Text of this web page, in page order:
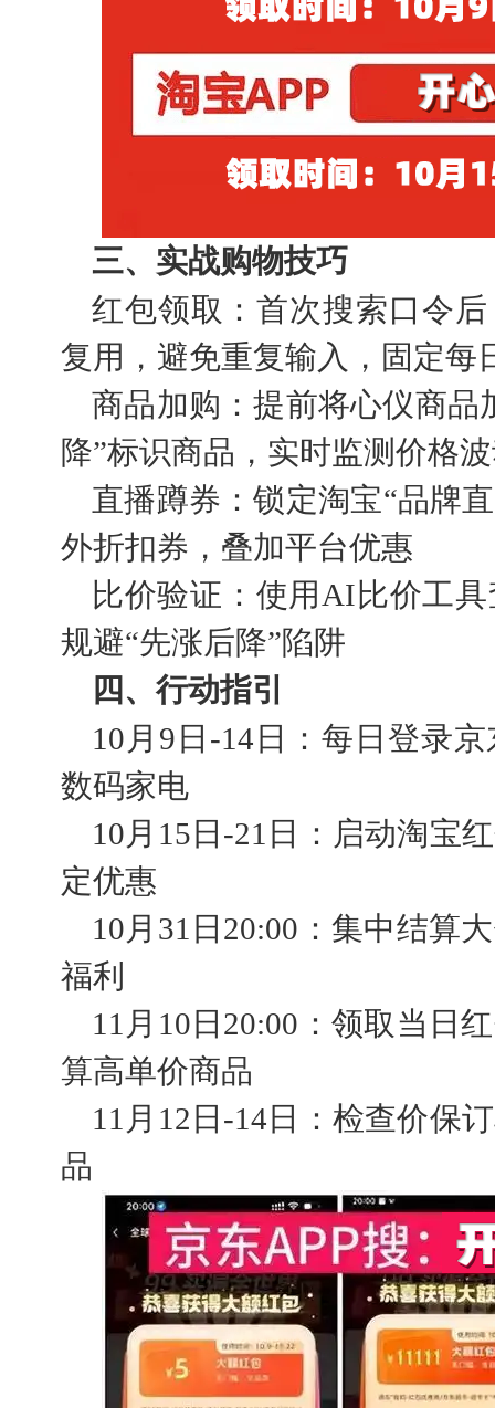
三、实战购物技巧
红包领取：首次搜索口令
复用，避免重复输入，固定每
商品加购：提前将心仪商品
降”标识商品，实时监测价格
直播蹲券：锁定淘宝“品牌
外折扣券，叠加平台优惠
比价验证：使用AI比价工
规避“先涨后降”陷阱
四、行动指引
10月9日-14日：每日登录
数码家电
10月15日-21日：启动淘宝
定优惠
10月31日20:00：集中结算
福利
11月10日20:00：领取当日
算高单价商品
11月12日-14日：检查价保
品